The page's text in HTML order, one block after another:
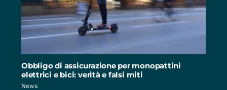
Obbligo di assicurazione per monopattini
elettrici e bici: verità e falsi miti
News